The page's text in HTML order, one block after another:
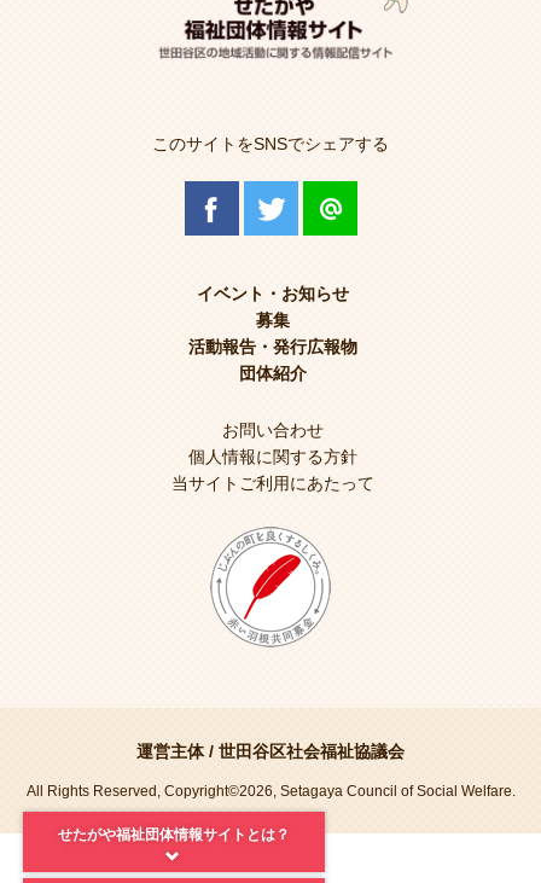
このサイトをSNSでシェアする
イベント・お知らせ
募集
活動報告・発行広報物
団体紹介
お問い合わせ
個人情報に関する方針
当サイトご利用にあたって
運営主体 / 世田谷区社会福祉協議会
All Rights Reserved, Copyright©2026, Setagaya Council of Social Welfare.
せたがや福祉団体情報サイトとは？